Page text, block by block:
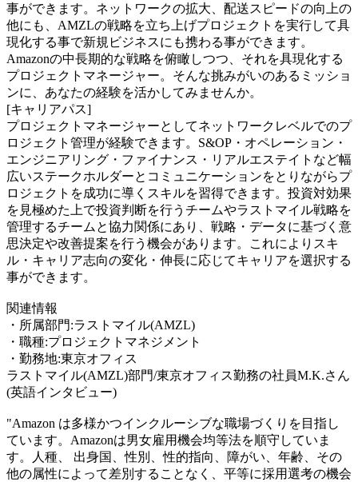
事ができます。ネットワークの拡大、配送スピードの向上の
他にも、AMZLの戦略を立ち上げプロジェクトを実行して具
現化する事で新規ビジネスにも携わる事ができます。
Amazonの中長期的な戦略を俯瞰しつつ、それを具現化する
プロジェクトマネージャー。そんな挑みがいのあるミッショ
ンに、あなたの経験を活かしてみませんか。
[キャリアパス]
プロジェクトマネージャーとしてネットワークレベルでのプ
ロジェクト管理が経験できます。S&OP・オペレーション・
エンジニアリング・ファイナンス・リアルエステイトなど幅
広いステークホルダーとコミュニケーションをとりながらプ
ロジェクトを成功に導くスキルを習得できます。投資対効果
を見極めた上で投資判断を行うチームやラストマイル戦略を
管理するチームと協力関係にあり、戦略・データに基づく意
思決定や改善提案を行う機会があります。これによりスキ
ル・キャリア志向の変化・伸長に応じてキャリアを選択する
事ができます。
関連情報
・所属部門:ラストマイル(AMZL)
・職種:プロジェクトマネジメント
・勤務地:東京オフィス
ラストマイル(AMZL)部門/東京オフィス勤務の社員M.K.さん
(英語インタビュー)
"Amazon は多様かつインクルーシブな職場づくりを目指し
ています。Amazonは男女雇用機会均等法を順守していま
す。人種、 出身国、性別、性的指向、障がい、年齢、その
他の属性によって差別することなく、平等に採用選考の機会